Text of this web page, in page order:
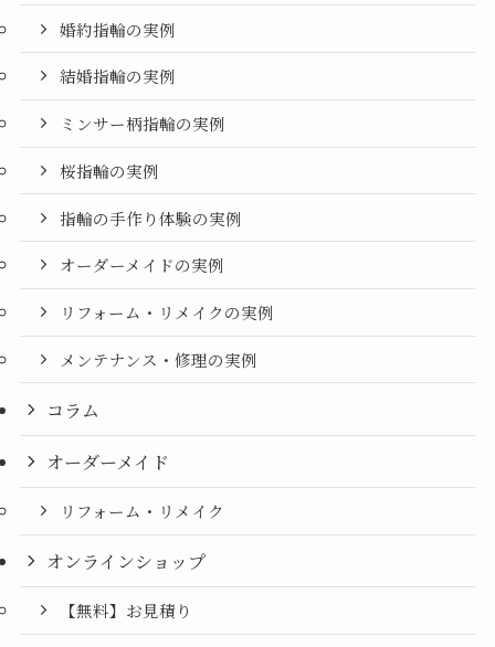
婚約指輪の実例
結婚指輪の実例
ミンサー柄指輪の実例
桜指輪の実例
指輪の手作り体験の実例
オーダーメイドの実例
リフォーム・リメイクの実例
メンテナンス・修理の実例
コラム
オーダーメイド
リフォーム・リメイク
オンラインショップ
【無料】お見積り